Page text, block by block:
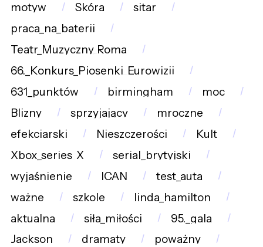
motyw
Skóra
sitar
praca_na_baterii
Teatr_Muzyczny_Roma
66._Konkurs_Piosenki_Eurowizji
631_punktów
birmingham
moc
Blizny
sprzyjający
mroczne
efekciarski
Nieszczerości
Kult
Xbox_series_X
serial_brytyjski
wyjaśnienie
ICAN
test_auta
ważne
szkole
linda_hamilton
aktualna
siła_miłości
95._gala
Jackson
dramaty
poważny